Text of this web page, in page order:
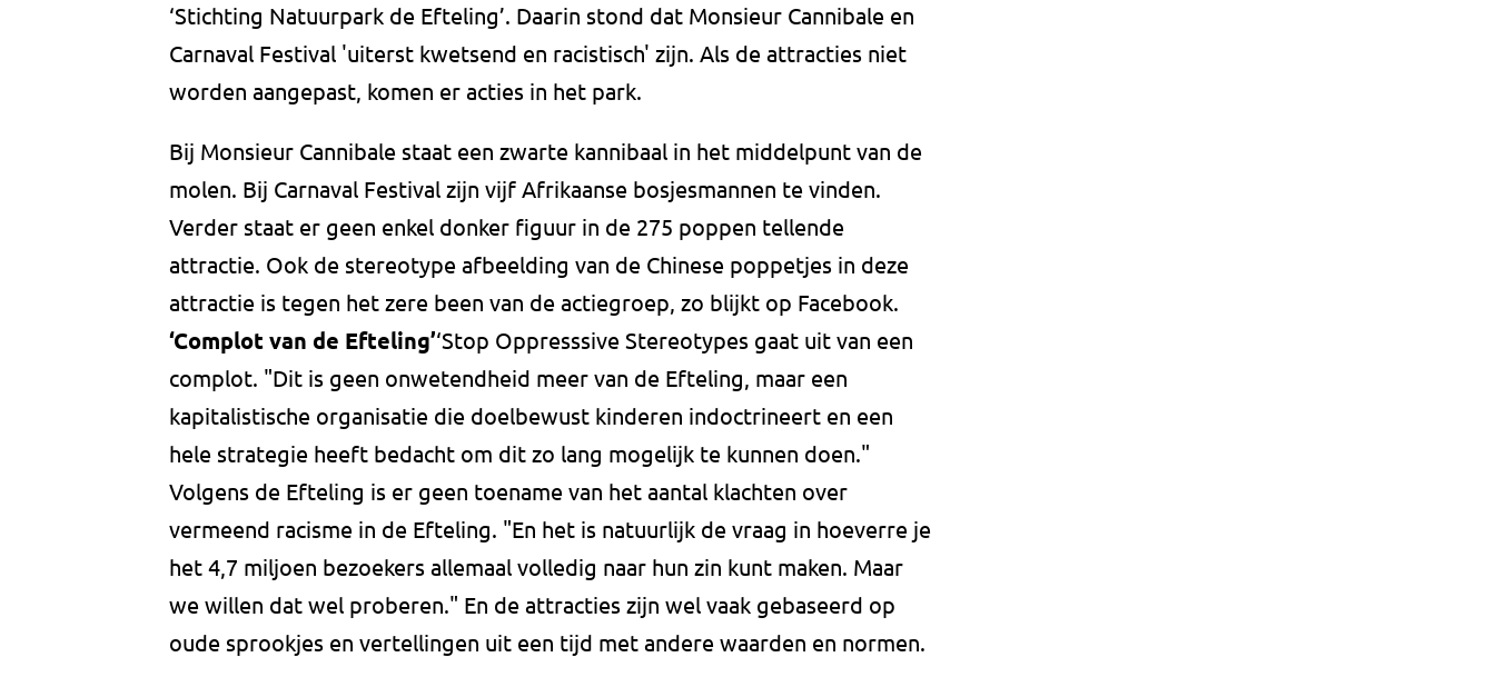
‘Stichting Natuurpark de Efteling’. Daarin stond dat Monsieur Cannibale en
Carnaval Festival 'uiterst kwetsend en racistisch' zijn. Als de attracties niet
worden aangepast, komen er acties in het park.
Bij Monsieur Cannibale staat een zwarte kannibaal in het middelpunt van de
molen. Bij Carnaval Festival zijn vijf Afrikaanse bosjesmannen te vinden.
Verder staat er geen enkel donker figuur in de 275 poppen tellende
attractie. Ook de stereotype afbeelding van de Chinese poppetjes in deze
attractie is tegen het zere been van de actiegroep, zo blijkt op Facebook.
‘Complot van de Efteling’‘Stop Oppresssive Stereotypes gaat uit van een
complot. "Dit is geen onwetendheid meer van de Efteling, maar een
kapitalistische organisatie die doelbewust kinderen indoctrineert en een
hele strategie heeft bedacht om dit zo lang mogelijk te kunnen doen."
Volgens de Efteling is er geen toename van het aantal klachten over
vermeend racisme in de Efteling. "En het is natuurlijk de vraag in hoeverre je
het 4,7 miljoen bezoekers allemaal volledig naar hun zin kunt maken. Maar
we willen dat wel proberen." En de attracties zijn wel vaak gebaseerd op
oude sprookjes en vertellingen uit een tijd met andere waarden en normen.